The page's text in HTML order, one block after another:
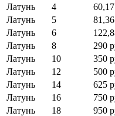
Латунь
4
Латунь
5
Латунь
6
Латунь
8 290
Латунь
10 350
Латунь
12 500
Латунь
14 625
Латунь
16 750
Латунь
18 950